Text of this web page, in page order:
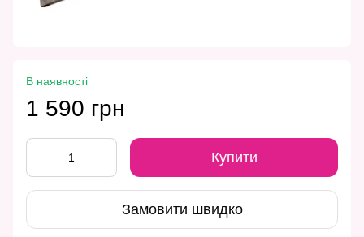
В наявності
1 590 грн
Купити
Замовити швидко